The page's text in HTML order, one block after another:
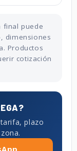
final puede
dimensiones
Productos
cotización
plazo